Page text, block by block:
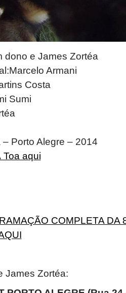
dono e James Zortéa
Armani
Costa
Sumi
Porto Alegre – 2014
Toa aqui
COMPLETA DA
James Zortéa: